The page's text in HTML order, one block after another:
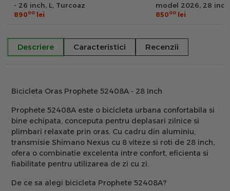
- 26 inch, L, Turcoaz
89000 lei
model 2026, 28
85000 lei
Descriere Caracteristici Recenzii
Bicicleta Oras Prophete 52408A - 28 Inch
Prophete 52408A este o bicicleta urbana confortabila si
bine echipata, conceputa pentru deplasari zilnice si
plimbari relaxate prin oras. Cu cadru din aluminiu,
transmisie Shimano Nexus cu 8 viteze si roti de 28 inch,
ofera o combinatie excelenta intre confort, eficienta si
fiabilitate pentru utilizarea de zi cu zi.
De ce sa alegi bicicleta Prophete 52408A?